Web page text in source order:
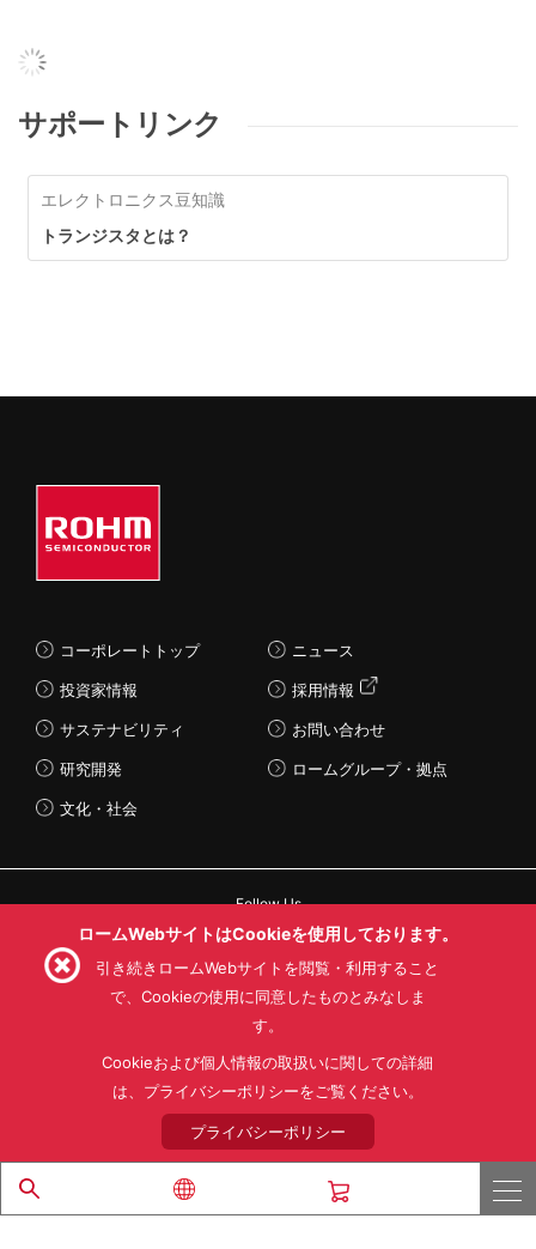
サポートリンク
エレクトロニクス豆知識
トランジスタとは？
コーポレートトップ
投資家情報
サステナビリティ
研究開発
文化・社会
ニュース
採用情報
お問い合わせ
ロームグループ・拠点
Follow Us
利用目的
プライバシーポリシー
サイトマップ
ローム製品の販売に関する標準契約条件書(PDF)
© 1997 - 2026 ROHM CO., LTD. ALL RIGHTS RESERVED.
ロームWebサイトはCookieを使用しております。
引き続きロームWebサイトを閲覧・利用すること
で、Cookieの使用に同意したものとみなしま
す。
Cookieおよび個人情報の取扱いに関しての詳細
は、プライバシーポリシーをご覧ください。
プライバシーポリシー